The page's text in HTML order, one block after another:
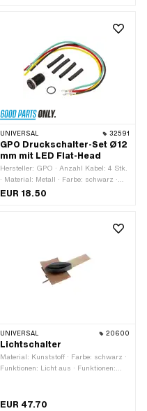
UNIVERSAL 32591
GPO Druckschalter-Set Ø12
mm mit LED Flat-Head
Hersteller: GPO · Anzahl Kabel: 4 Stk.
· Material: Metall · Farbe: schwarz ·
Gesamtlänge: 25.6 mm · Gewindeart:
EUR 18.50
UNIVERSAL 20600
Lichtschalter
Material: Kunststoff · Farbe: schwarz ·
Funktionen: Licht aus · Funktionen:
EUR 47.70